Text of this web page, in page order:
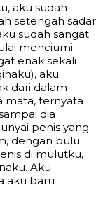
aku sudah
setengah sadar
sudah sangat
menciumi
enak sekali
aku
dari dalam
mata, ternyata
dia
penis yang
dengan bulu
di mulutku,
Aku
aku baru